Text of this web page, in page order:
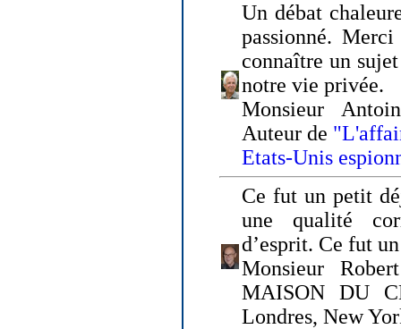
Un débat
passionné.
connaître un
notre vie privée.
Monsieur
Auteur de
Etats-Unis
Ce fut un petit
une qualité
d’esprit. Ce fut
Monsieur
MAISON DU
Londres, New